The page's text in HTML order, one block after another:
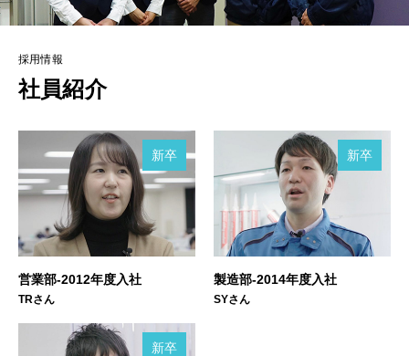
採用情報
社員紹介
新卒
営業部-2012年度入社
TRさん
新卒
製造部-2014年度入社
SYさん
新卒